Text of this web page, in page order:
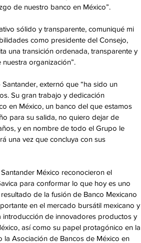
de nuestro banco en México”.
sólido y transparente, comuniqué mi
como presidente del Consejo,
una transición ordenada, transparente y
organización”.
externó que “ha sido un
Su gran trabajo y dedicación
en México, un banco del que estamos
para su salida, no quiero dejar de
y en nombre de todo el Grupo le
una vez que concluya con sus
México reconocieron el
para conformar lo que hoy es uno
de la fusión de Banco Mexicano
en el mercado bursátil mexicano y
introducción de innovadores productos y
así como su papel protagónico en la
Asociación de Bancos de México en